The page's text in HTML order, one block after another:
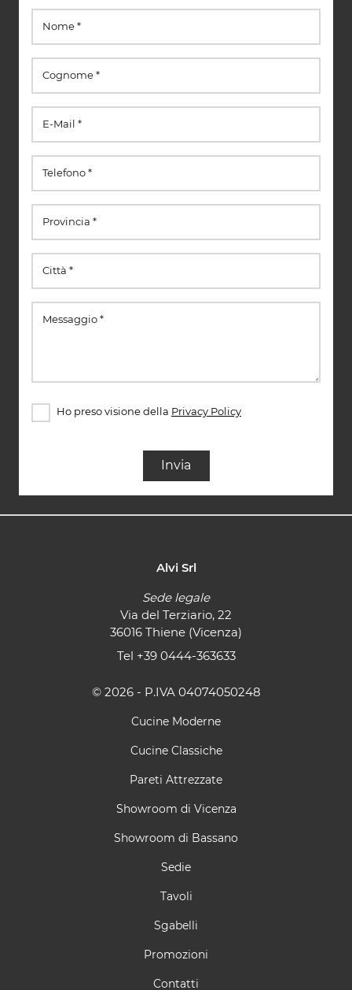
Ho preso visione della Privacy Policy
Invia
Alvi Srl
Sede legale
Via del Terziario, 22
36016 Thiene (Vicenza)
Tel +39 0444-363633
© 2026 - P.IVA 04074050248
Cucine Moderne
Cucine Classiche
Pareti Attrezzate
Showroom di Vicenza
Showroom di Bassano
Sedie
Tavoli
Sgabelli
Promozioni
Contatti